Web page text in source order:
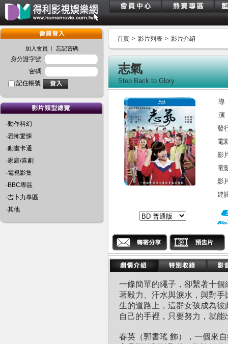
加入會員 ︱ 忘記密碼
身分證字號
密碼
記住帳號
‧動作科幻
‧恐怖驚悚
‧動畫卡通
‧家庭/喜劇
‧電視影集
‧BBC專區
‧吉卜力專區
‧其他
首頁 > 影片列表 > 影片介紹
志氣
Step Back to Glory
發
電
影
電
影
建
一條簡單的繩子，卻繫著十
著毅力、汗水與淚水，與對
生的道路上，這群女孩成為
自己的手裡，只要努力，就
春英（郭書瑤 飾），一個來